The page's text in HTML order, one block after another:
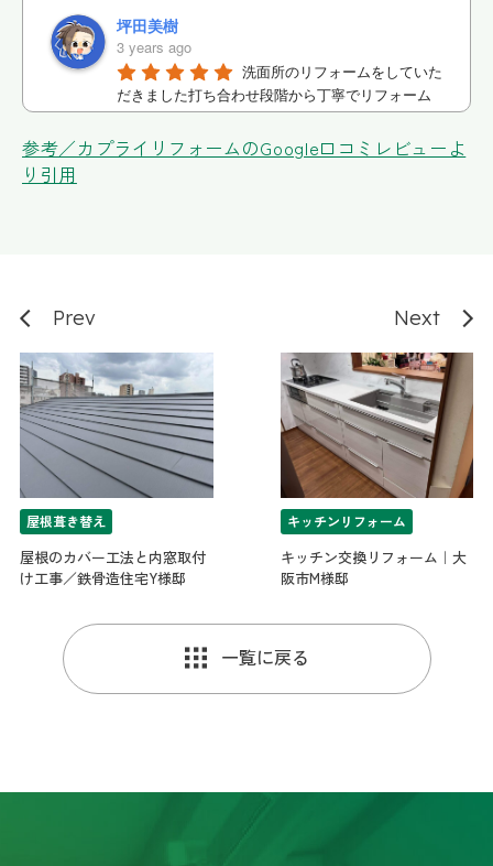
坪田美樹
3 years ago
洗面所のリフォームをしていた
だきました打ち合わせ段階から丁寧でリフォーム
のの実現迄信頼してお任せできました
あん
に終始安心してお任せでき、満足度の高いキッチ
ました。
コサカマスミ
3 years ago
今回築19年の中古マンショ
(4LDK)を購入し全面的なリフォームをお願いしま
した。リビングに隣接してる和室を洋室に変更し
又窓は二重サッシにしてもらうなど、他にも色々
と細かく相談させていただいた件なども担当の松
尾さんが丁寧に対応してくださいました。仕上が
りが想像以上に綺麗で快適な住まいになり、その
さんに(リプライさん)又ご連絡してお願いしたいと
思っております。
忍
提案をして頂き､とても助かりました。思い通りの
参考／カプライリフォームのGoogle口コミレビューよ
り引用
Prev
屋根葺き替え
屋根のカバー工法と内窓取付
け工事／鉄骨造住宅Y様邸
一覧に戻る
Next
キッチンリフォーム
キッチン交換リフォーム｜大
阪市M様邸